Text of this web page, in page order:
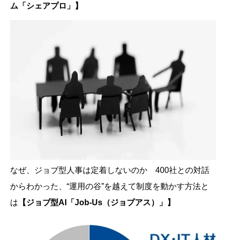
ム「シェアプロ」】
なぜ、ジョブ型人事は定着しないのか 400社との対話
からわかった、“運用の谷”を越えて制度を動かす方法と
は 【ジョブ型AI「Job-Us（ジョブアス）」】